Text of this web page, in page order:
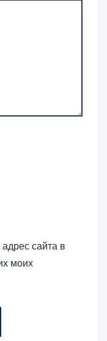
сайта в
моих